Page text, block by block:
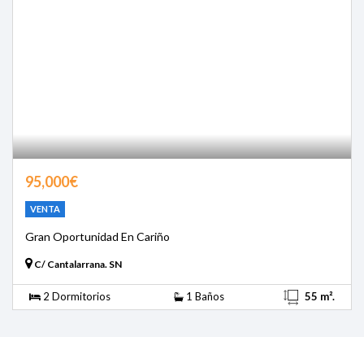
95,000€
VENTA
Gran Oportunidad En Cariño
C/ Cantalarrana. SN
2 Dormitorios 1 Baños 55 m².